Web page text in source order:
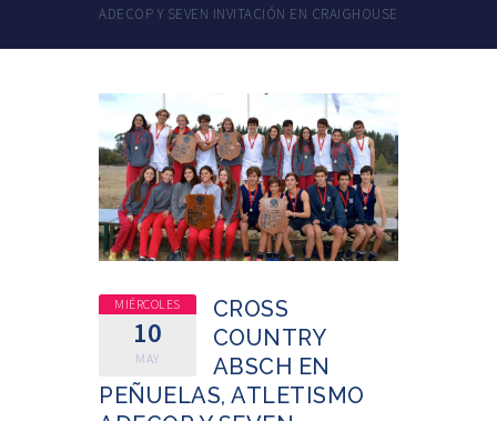
ADECOP Y SEVEN INVITACIÓN EN CRAIGHOUSE
MIÉRCOLES
10
MAY
CROSS
COUNTRY
ABSCH EN
PEÑUELAS, ATLETISMO